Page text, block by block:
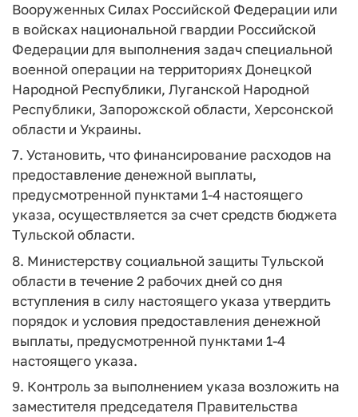
Вооруженных Силах Российской Федерации или
в войсках национальной гвардии Российской
Федерации для выполнения задач специальной
военной операции на территориях Донецкой
Народной Республики, Луганской Народной
Республики, Запорожской области, Херсонской
области и Украины.
7. Установить, что финансирование расходов на
предоставление денежной выплаты,
предусмотренной пунктами 1-4 настоящего
указа, осуществляется за счет средств бюджета
Тульской области.
8. Министерству социальной защиты Тульской
области в течение 2 рабочих дней со дня
вступления в силу настоящего указа утвердить
порядок и условия предоставления денежной
выплаты, предусмотренной пунктами 1-4
настоящего указа.
9. Контроль за выполнением указа возложить на
заместителя председателя Правительства